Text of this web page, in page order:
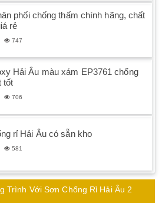
phối chống thấm chính hãng, chất
rẻ
747
Hải Âu màu xám EP3761 chống
tốt
706
rỉ Hải Âu có sẵn kho
581
Trình Với Sơn Chống Rỉ Hải Âu 2